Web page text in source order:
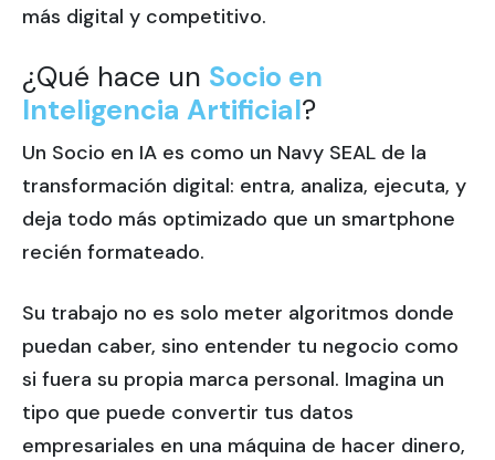
más digital y competitivo.
¿Qué hace un Socio en
Inteligencia Artificial?
Un Socio en IA es como un Navy SEAL de la
transformación digital: entra, analiza, ejecuta, y
deja todo más optimizado que un smartphone
recién formateado.
Su trabajo no es solo meter algoritmos donde
puedan caber, sino entender tu negocio como
si fuera su propia marca personal. Imagina un
tipo que puede convertir tus datos
empresariales en una máquina de hacer dinero,